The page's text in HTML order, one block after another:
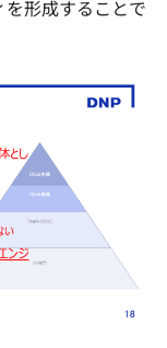
形成することで